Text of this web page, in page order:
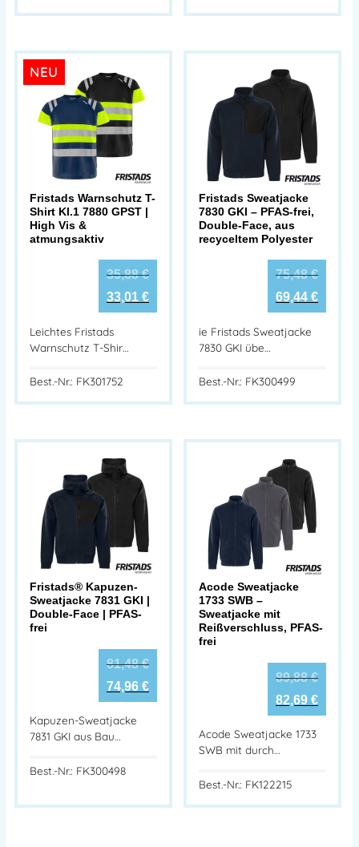
NEU
Fristads Warnschutz T-
Shirt Kl.1 7880 GPST |
High Vis &
atmungsaktiv
35,88€
33,01 €
Leichtes Fristads
Warnschutz T-Shir…
Best.-Nr.: FK301752
Fristads Sweatjacke
7830 GKI – PFAS-frei,
Double-Face, aus
recyceltem Polyester
75,48€
69,44 €
ie Fristads Sweatjacke
7830 GKI übe…
Best.-Nr.: FK300499
Fristads® Kapuzen-
Sweatjacke 7831 GKI |
Double-Face | PFAS-
frei
81,48€
74,96 €
Kapuzen-Sweatjacke
7831 GKI aus Bau…
Best.-Nr.: FK300498
Acode Sweatjacke
1733 SWB –
Sweatjacke mit
Reißverschluss, PFAS-
frei
89,88€
82,69 €
Acode Sweatjacke 1733
SWB mit durch…
Best.-Nr.: FK122215